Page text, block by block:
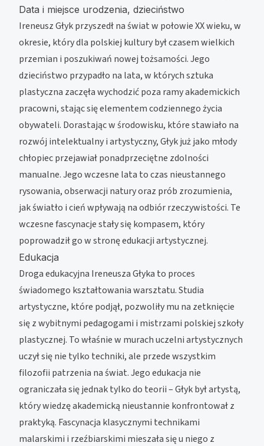
Data i miejsce urodzenia, dzieciństwo
Ireneusz Głyk przyszedł na świat w połowie XX wieku, w
okresie, który dla polskiej kultury był czasem wielkich
przemian i poszukiwań nowej tożsamości. Jego
dzieciństwo przypadło na lata, w których sztuka
plastyczna zaczęła wychodzić poza ramy akademickich
pracowni, stając się elementem codziennego życia
obywateli. Dorastając w środowisku, które stawiało na
rozwój intelektualny i artystyczny, Głyk już jako młody
chłopiec przejawiał ponadprzeciętne zdolności
manualne. Jego wczesne lata to czas nieustannego
rysowania, obserwacji natury oraz prób zrozumienia,
jak światło i cień wpływają na odbiór rzeczywistości. Te
wczesne fascynacje stały się kompasem, który
poprowadził go w stronę edukacji artystycznej.
Edukacja
Droga edukacyjna Ireneusza Głyka to proces
świadomego kształtowania warsztatu. Studia
artystyczne, które podjął, pozwoliły mu na zetknięcie
się z wybitnymi pedagogami i mistrzami polskiej szkoły
plastycznej. To właśnie w murach uczelni artystycznych
uczył się nie tylko techniki, ale przede wszystkim
filozofii patrzenia na świat. Jego edukacja nie
ograniczała się jednak tylko do teorii – Głyk był artystą,
który wiedzę akademicką nieustannie konfrontował z
praktyką. Fascynacja klasycznymi technikami
malarskimi i rzeźbiarskimi mieszała się u niego z